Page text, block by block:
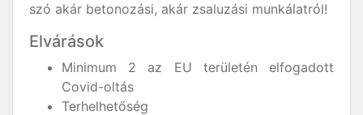
szó akár betonozási, akár zsaluzási munkálatról!
Elvárások
Minimum 2 az EU területén elfogadott
Covid-oltás
Terhelhetőség